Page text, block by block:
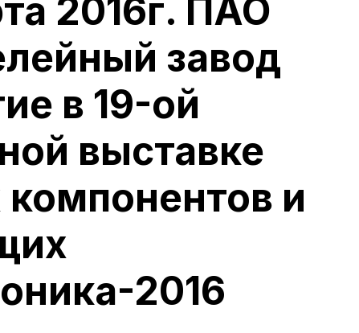
2016г. ПАО
завод
в 19-ой
выставке
и
2016